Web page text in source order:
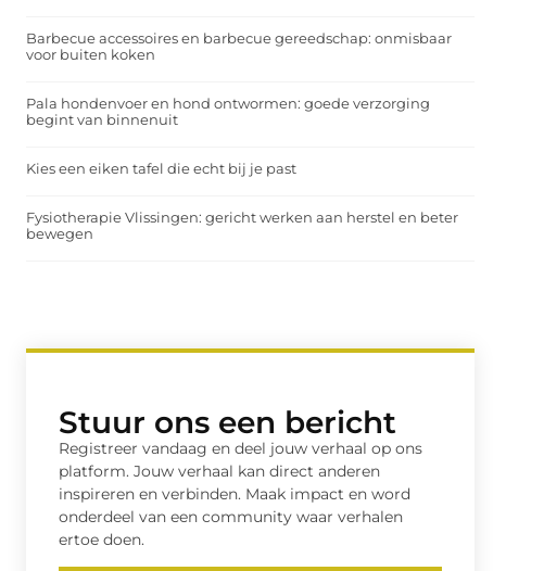
Barbecue accessoires en barbecue gereedschap: onmisbaar
voor buiten koken
Pala hondenvoer en hond ontwormen: goede verzorging
begint van binnenuit
Kies een eiken tafel die echt bij je past
Fysiotherapie Vlissingen: gericht werken aan herstel en beter
bewegen
Stuur ons een bericht
Registreer vandaag en deel jouw verhaal op ons
platform. Jouw verhaal kan direct anderen
inspireren en verbinden. Maak impact en word
onderdeel van een community waar verhalen
ertoe doen.